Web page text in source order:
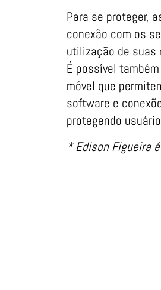
Para se proteger,
conexão com os
utilização de suas
É possível
móvel que
software e
protegendo
* Edison Figueira